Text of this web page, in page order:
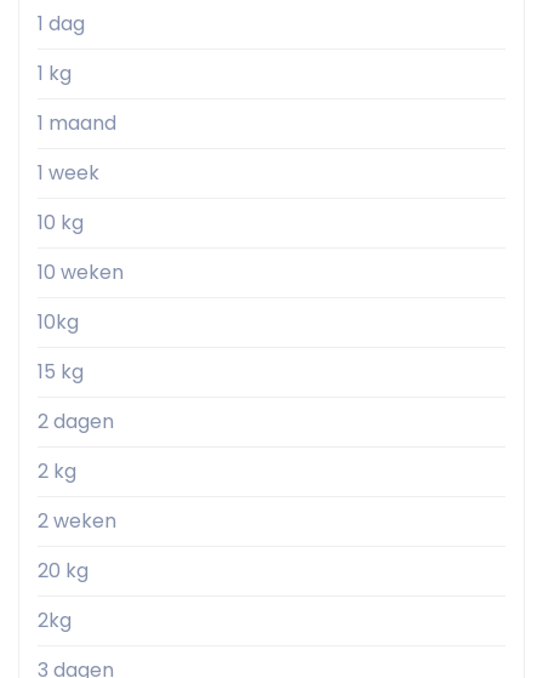
1 dag
1 kg
1 maand
1 week
10 kg
10 weken
10kg
15 kg
2 dagen
2 kg
2 weken
20 kg
2kg
3 dagen